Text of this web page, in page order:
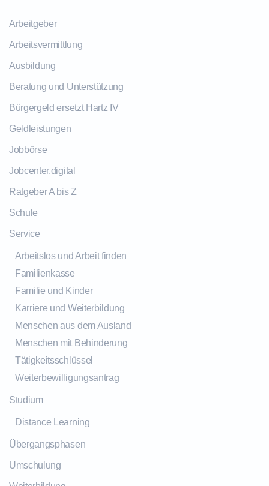
Arbeitgeber
Arbeitsvermittlung
Ausbildung
Beratung und Unterstützung
Bürgergeld ersetzt Hartz IV
Geldleistungen
Jobbörse
Jobcenter.digital
Ratgeber A bis Z
Schule
Service
Arbeitslos und Arbeit finden
Familienkasse
Familie und Kinder
Karriere und Weiterbildung
Menschen aus dem Ausland
Menschen mit Behinderung
Tätigkeitsschlüssel
Weiterbewilligungsantrag
Studium
Distance Learning
Übergangsphasen
Umschulung